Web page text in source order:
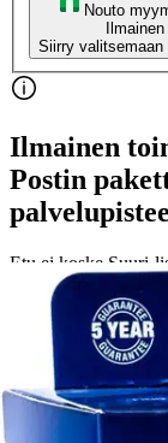
Nouto
Ilmainen
Siirry valitsemaan
Ilmainen
Postin
Etu ei koske